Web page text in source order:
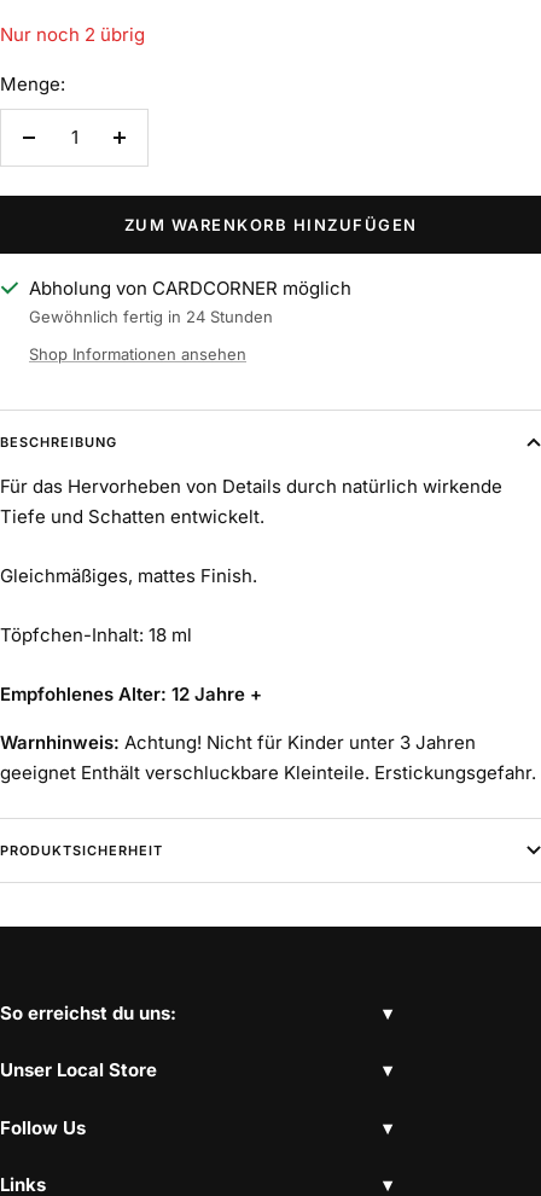
Nur noch 2 übrig
Menge:
Menge
Menge
ZUM WARENKORB HINZUFÜGEN
Abholung von CARDCORNER möglich
Gewöhnlich fertig in 24 Stunden
Shop Informationen ansehen
BESCHREIBUNG
Für das Hervorheben von Details durch natürlich wirkende
Tiefe und Schatten entwickelt.
Gleichmäßiges, mattes Finish.
Töpfchen-Inhalt: 18 ml
Empfohlenes Alter: 12 Jahre +
Warnhinweis: Achtung! Nicht für Kinder unter 3 Jahren
geeignet Enthält verschluckbare Kleinteile. Erstickungsgefahr.
PRODUKTSICHERHEIT
So erreichst du uns:
Unser Local Store
Follow Us
Links